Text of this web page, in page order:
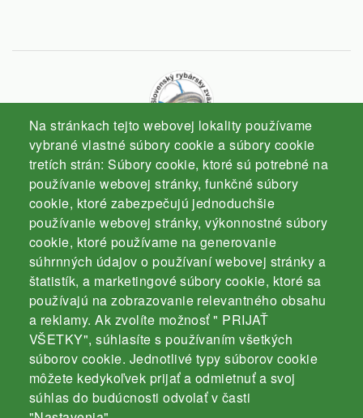
Na stránkach tejto webovej lokality používame
vybrané vlastné súbory cookie a súbory cookie
tretích strán: Súbory cookie, ktoré sú potrebné na
používanie webovej stránky, funkčné súbory
cookie, ktoré zabezpečujú jednoduchšie
používanie webovej stránky, výkonnostné súbory
cookie, ktoré používame na generovanie
súhrnných údajov o používaní webovej stránky a
štatistík, a marketingové súbory cookie, ktoré sa
používajú na zobrazovanie relevantného obsahu
a reklamy. Ak zvolíte možnosť " PRIJAŤ
VŠETKY", súhlasíte s používaním všetkých
súborov cookie. Jednotlivé typy súborov cookie
môžete kedykoľvek prijať a odmietnuť a svoj
súhlas do budúcnosti odvolať v časti
Kontakt
Záhradnícka 3000/4
94501 Komárno
mobil: 035 / 770 19 43
Slovenský rybársky zväz
Komárno